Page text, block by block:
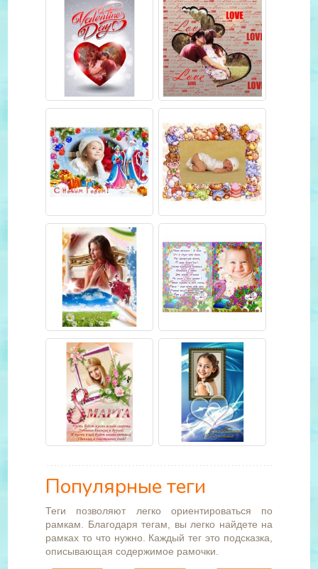
Популярные теги
Теги позволяют легко ориентироваться по
рамкам. Благодаря тегам, вы легко найдете на
рамках то что нужно. Каждый тег это подсказка,
описывающая содержимое рамочки.